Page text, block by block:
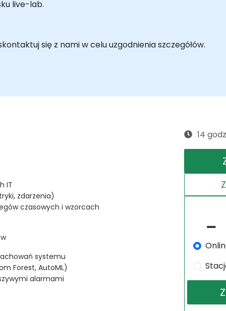
live-lab.
się z nami w celu uzgodnienia szczegółów.
IT
zdarzenia)
czasowych i wzorcach
systemu
Forest, AutoML)
alarmami
14